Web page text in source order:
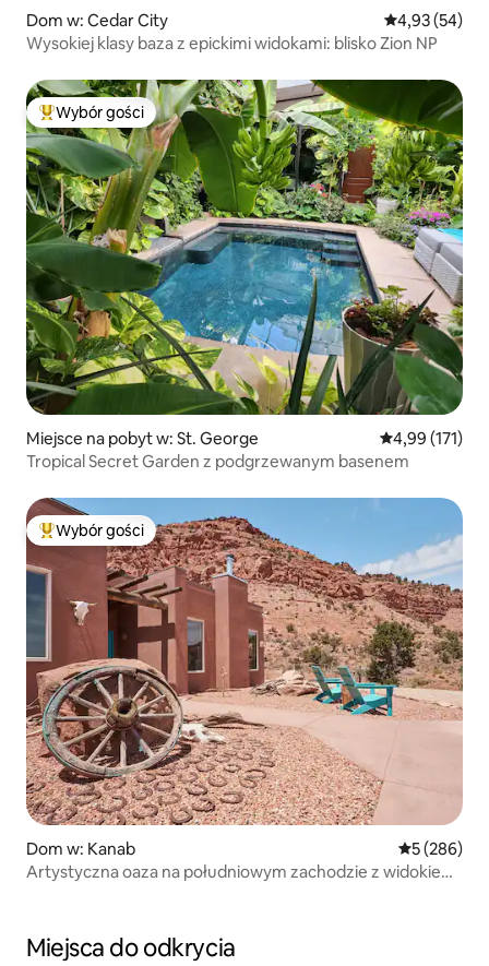
Dom w: Cedar City Średnia
4,93 (54)
Wysokiej klasy baza z epickimi widokami: blisko Zion NP
Najpopularniejsze z kategorii Wybór gości
Wybór gości
Miejsce na pobyt w: St. George Średnia
4,99 (171)
Tropical Secret Garden z podgrzewanym basenem
Najpopularniejsze z kategorii Wybór gości
Wybór gości
Dom w: Kanab Średnia
5 (286)
Artystyczna oaza na południowym zachodzie z widokiem
Miejsca do odkrycia